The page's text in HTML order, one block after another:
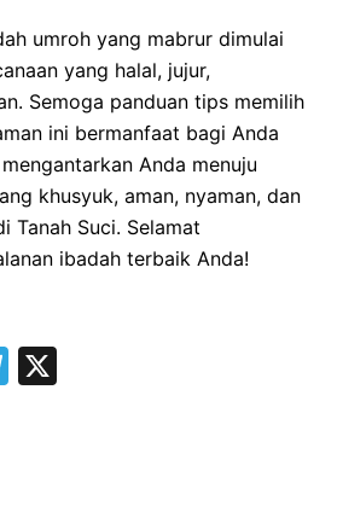
umroh yang mabrur dimulai
yang halal, jujur,
Semoga panduan tips memilih
ini bermanfaat bagi Anda
Anda menuju
khusyuk, aman, nyaman, dan
Tanah Suci. Selamat
ibadah terbaik Anda!
T